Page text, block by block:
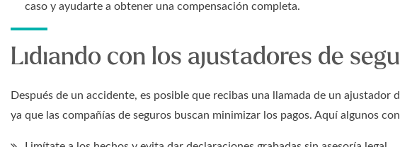
caso y ayudarte a obtener una compensación completa.
Lidiando con los ajustadores de
Después de un accidente, es posible que recibas una llamada de un ajustador
ya que las compañías de seguros buscan minimizar los pagos. Aquí algunos